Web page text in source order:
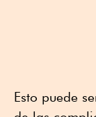
Esto puede